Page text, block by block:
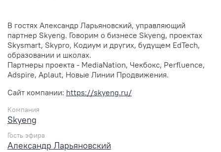
В гостях Александр Ларьяновский, управляющий
партнер Skyeng. Говорим о бизнесе Skyeng, проектах
Skysmart, Skypro, Кодиум и других, будущем EdTech,
образовании и школах.
Партнеры проекта - MediaNation, Чекбокс, Perfluence,
Adspire, Aplaut, Новые Линии Продвижения.
Сайт компании: https://skyeng.ru/
Компания
Skyeng
Гость эфира
Александр Ларьяновский